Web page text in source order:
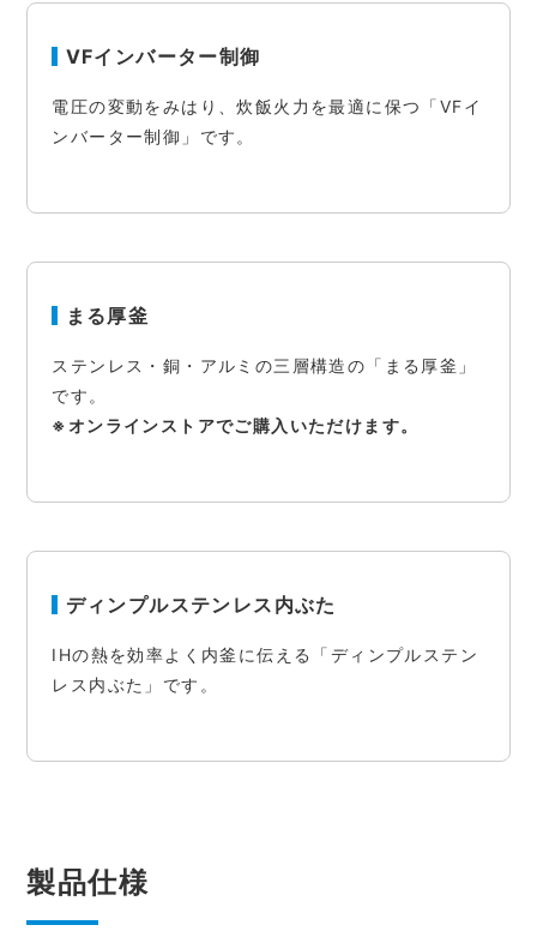
VFインバーター制御
電圧の変動をみはり、炊飯火力を最適に保つ「VFイ
ンバーター制御」です。
まる厚釜
ステンレス・銅・アルミの三層構造の「まる厚釜」
です。
※オンラインストアでご購入いただけます。
ディンプルステンレス内ぶた
IHの熱を効率よく内釜に伝える「ディンプルステン
レス内ぶた」です。
製品仕様